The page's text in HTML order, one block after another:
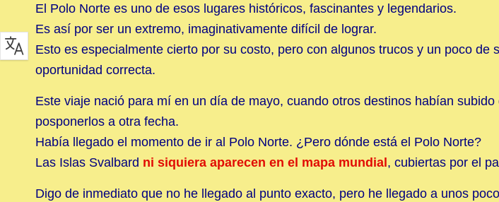
El Polo Norte es uno de esos lugares históricos, fascinantes y legendarios.
Es así por ser un extremo, imaginativamente difícil de lograr.
Esto es especialmente cierto por su costo, pero con algunos trucos y un poco de
oportunidad correcta.
Este viaje nació para mí en un día de mayo, cuando otros destinos habían
posponerlos a otra fecha.
Había llegado el momento de ir al Polo Norte. ¿Pero dónde está el Polo Norte?
Las Islas Svalbard ni siquiera aparecen en el mapa mundial , cubiertas por el
Digo de inmediato que no he llegado al punto exacto, pero he llegado a unos